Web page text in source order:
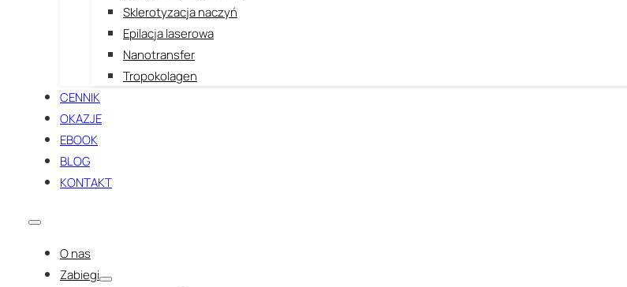
Sklerotyzacja naczyń
Epilacja laserowa
Nanotransfer
Tropokolagen
CENNIK
OKAZJE
EBOOK
BLOG
KONTAKT
O nas
Zabiegi